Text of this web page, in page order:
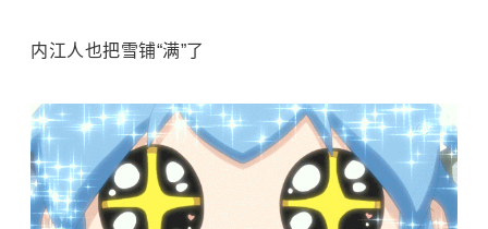
内江人也把雪铺“满”了